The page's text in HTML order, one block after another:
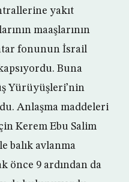
yakıt
maaşlarının
fonunun İsrail
Buna
Yürüyüşleri’nin
Anlaşma maddeleri
Kerem Ebu Salim
ile balık avlanma
önce 9 ardından da